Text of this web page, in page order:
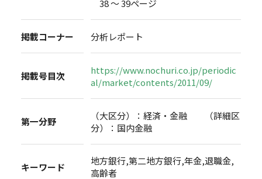
38 ～ 39ページ
掲載コーナー 分析レポート
掲載号目次
https://www.nochuri.co.jp/periodic
al/market/contents/2011/09/
第一分野
（大区分）：経済・金融 （詳細区
分）：国内金融
キーワード
地方銀行,第二地方銀行,年金,退職金,
高齢者